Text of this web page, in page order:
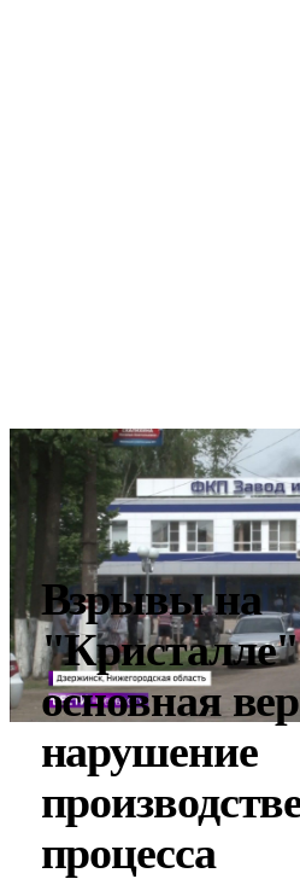
Взрывы на
основная
нарушение
процесса